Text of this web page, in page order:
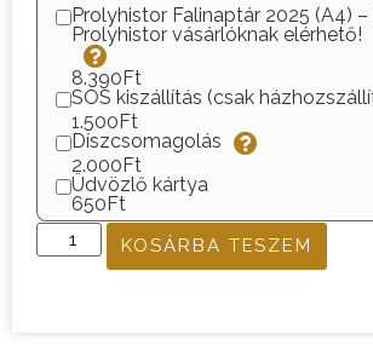
Prolyhistor Falinaptár 2025 (A4) –
Prolyhistor vásárlóknak elérhető!
8.390Ft
SOS kiszállítás (csak
1.500Ft
Díszcsomagolás
2.000Ft
Üdvözlő kártya
650Ft
KOSÁRBA TESZEM